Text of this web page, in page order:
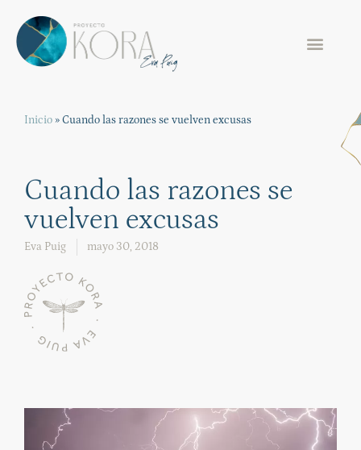
Inicio»Cuando las razones se vuelven excusas
Cuando las razones se
vuelven excusas
Eva Puig mayo 30, 2018